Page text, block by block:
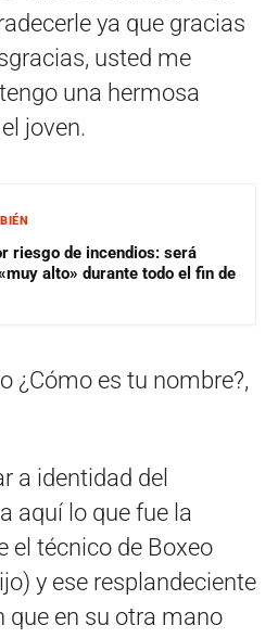
ya que gracias
usted me
una hermosa
joven.
riesgo de incendios: será
alto» durante todo el fin de
¿Cómo es tu nombre?,
a identidad del
aquí lo que fue la
el técnico de Boxeo
y ese resplandeciente
que en su otra mano